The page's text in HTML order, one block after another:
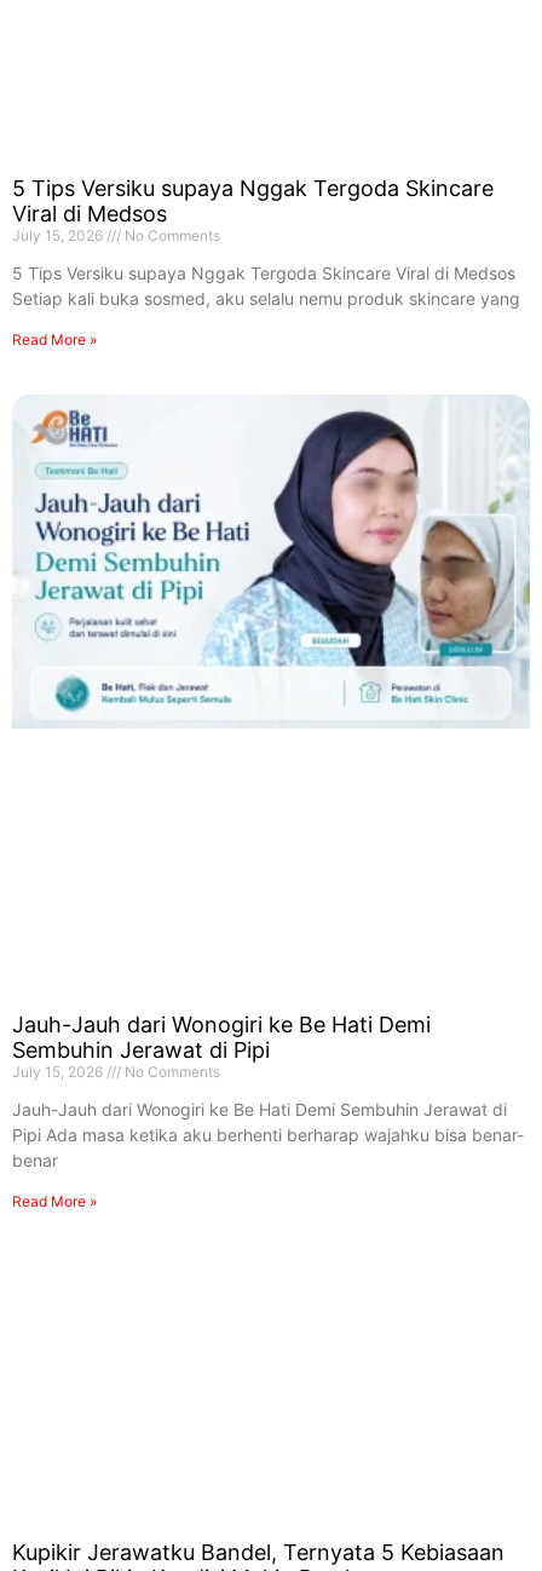
5 Tips Versiku supaya Nggak Tergoda Skincare
Viral di Medsos
July 15, 2026 No Comments
5 Tips Versiku supaya Nggak Tergoda Skincare Viral di Medsos
Setiap kali buka sosmed, aku selalu nemu produk skincare yang
Read More »
Jauh-Jauh dari Wonogiri ke Be Hati Demi
Sembuhin Jerawat di Pipi
July 15, 2026 No Comments
Jauh-Jauh dari Wonogiri ke Be Hati Demi Sembuhin Jerawat di
Pipi Ada masa ketika aku berhenti berharap wajahku bisa benar-
benar
Read More »
Kupikir Jerawatku Bandel, Ternyata 5 Kebiasaan